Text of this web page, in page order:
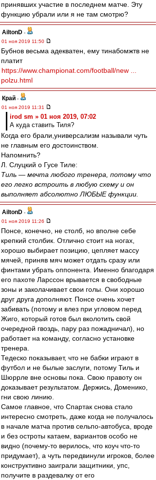
принявших участие в последнем матче. Эту
функцию убрали или я не там смотрю?
AiltonD -
01 ноя 2019 11:50
Бубнов весьма адекватен, ему тинабомжтв не
платит
https://www.championat.com/football/new ...
polzu.html
Край -
01 ноя 2019 11:31
irod sm » 01 ноя 2019, 07:02
А куда ставить Тиля?
Когда его брали,универсализм называли чуть
не главным его достоинством.
Напомнить?
Л. Слуцкий о Гусе Тиле:
Тиль — мечта любого тренера, потому что
его легко встроить в любую схему и он
выполняет абсолютно ЛЮБЫЕ функции.
AiltonD -
01 ноя 2019 11:26
Понсе, конечно, не столб, но вполне себе
крепкий столбик. Отлично стоит на ногах,
хорошо выбирает позицию, цепляет массу
мячей, приняв мяч может отдать сразу или
финтами убрать оппонента. Именно благодаря
его пахоте Ларссон врывается в свободные
зоны и заколачивает свои голы. Они хорошо
друг друга дополняют. Понсе очень хочет
забивать (потому и влез при угловом перед
Жиго, который готов был вколотить свой
очередной гвоздь, пару раз пожадничал), но
работает на команду, согласно установке
тренера.
Тедеско показывает, что не бабки играют в
футбол и не былые заслуги, потому Тиль и
Шюррле вне основы пока. Свою правоту он
доказывает результатом. Держись, Доменико,
гни свою линию.
Самое главное, что Спартак снова стало
интересно смотреть, даже когда не получалось
в начале матча против сельпо-автобуса, вроде
и без остроты катаем, вариантов особо не
видно (почему-то верилось, что коуч что-то
придумает), а чуть передвинули игроков, более
конструктивно заиграли защитники, упс,
получите в раздевалку от его